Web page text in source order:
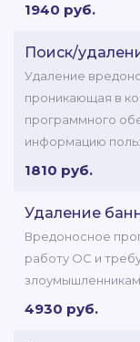
1940 руб.
Поиск/
Удаление
проникающая в
программного
информацию
1810 руб.
Удаление
Вредоносное
работу ОС и
злоумышленникам.
4930 руб.